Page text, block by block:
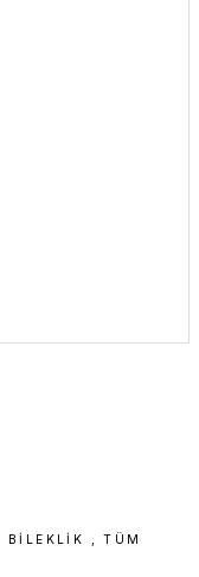
BILEKLIK ,TÜM